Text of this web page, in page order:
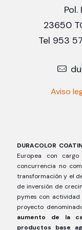
23650
Tel 953
du
Aviso
DURACOLOR
Europea con
concurrencia no
transformación y el
de inversión de
pymes con actividad
proyecto
aumento de la
productos base